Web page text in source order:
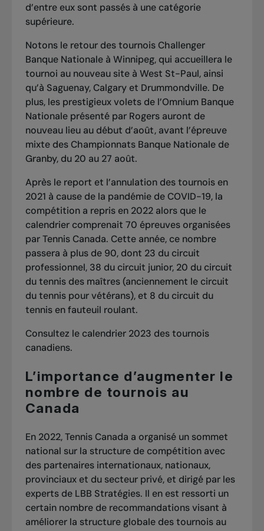
d’entre eux sont passés à une catégorie
supérieure.
Notons le retour des tournois Challenger
Banque Nationale à Winnipeg, qui accueillera le
tournoi au nouveau site à West St-Paul, ainsi
qu’à Saguenay, Calgary et Drummondville. De
plus, les prestigieux volets de l’Omnium Banque
Nationale présenté par Rogers auront de
nouveau lieu au début d’août, avant l’épreuve
mixte des Championnats Banque Nationale de
Granby, du 20 au 27 août.
Après le report et l’annulation des tournois en
2021 à cause de la pandémie de COVID-19, la
compétition a repris en 2022 alors que le
calendrier comprenait 70 épreuves organisées
par Tennis Canada. Cette année, ce nombre
passera à plus de 90, dont 23 du circuit
professionnel, 38 du circuit junior, 20 du circuit
du tennis des maîtres (anciennement le circuit
du tennis pour vétérans), et 8 du circuit du
tennis en fauteuil roulant.
Consultez le calendrier 2023 des tournois
canadiens.
L’importance d’augmenter le
nombre de tournois au
Canada
En 2022, Tennis Canada a organisé un sommet
national sur la structure de compétition avec
des partenaires internationaux, nationaux,
provinciaux et du secteur privé, et dirigé par les
experts de LBB Stratégies. Il en est ressorti un
certain nombre de recommandations visant à
améliorer la structure globale des tournois au